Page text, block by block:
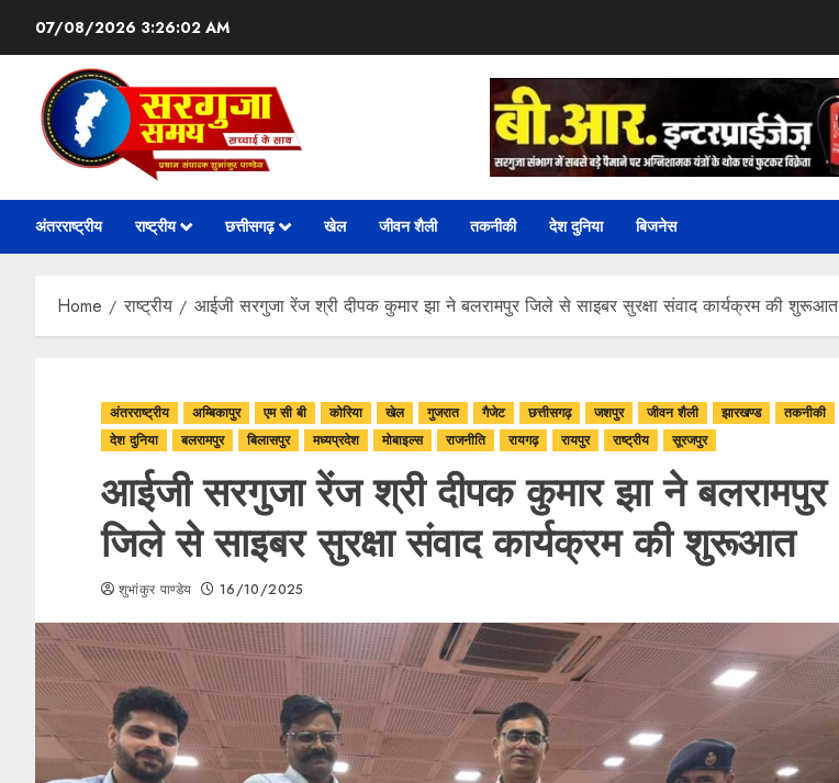
07/08/2026 3:26:04 AM
अंतरराष्ट्रीय राष्ट्रीय छत्तीसगढ़ खेल जीवन शैली तकनीकी देश दुनिया बिजनेस
Home राष्ट्रीय आईजी सरगुजा रेंज श्री दीपक कुमार झा ने बलरामपुर जिले से साइबर सुरक्षा संवाद कार्यक्रम की शुरूआत
अंतरराष्ट्रीय अम्बिकापुर एम सी बी कोरिया खेल गुजरात गैजेट छत्तीसगढ़ जशपुर जीवन शैली झारखण्ड तकनीकी
देश दुनिया
बलरामपुर बिलासपुर मध्यप्रदेश मोबाइल्स राजनीति रायगढ़ रायपुर राष्ट्रीय सूरजपुर
आईजी सरगुजा रेंज श्री दीपक कुमार झा ने बलरामपुर
जिले से साइबर सुरक्षा संवाद कार्यक्रम की शुरूआत
शुभांकुर पाण्डेय 16/10/2025